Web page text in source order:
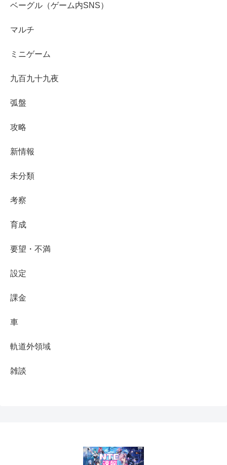
ベーグル（ゲーム内SNS）
マルチ
ミニゲーム
九百九十九夜
弧盤
攻略
新情報
未分類
考察
育成
要望・不満
設定
課金
車
軌道外領域
雑談